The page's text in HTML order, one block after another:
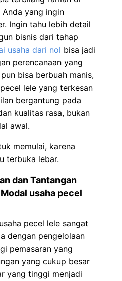
yang ingin
Ingin tahu lebih detail
bisnis dari tahap
usaha dari nol bisa jadi
perencanaan yang
bisa berbuah manis,
lele yang terkesan
bergantung pada
kualitas rasa, bukan
awal.
memulai, karena
terbuka lebar.
dan Tantangan
usaha pecel
pecel lele sangat
dengan pengelolaan
pemasaran yang
yang cukup besar
yang tinggi menjadi